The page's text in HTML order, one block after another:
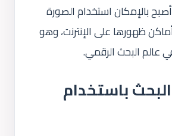
بالإمكان استخدام الصورة
ظهورها على الإنترنت، وهو
عالم البحث الرقمي.
باستخدام